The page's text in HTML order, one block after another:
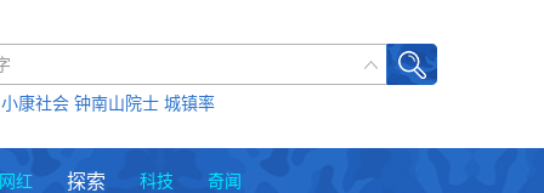
康社会 钟南山院士 城镇率
网红 探索 科技 奇闻